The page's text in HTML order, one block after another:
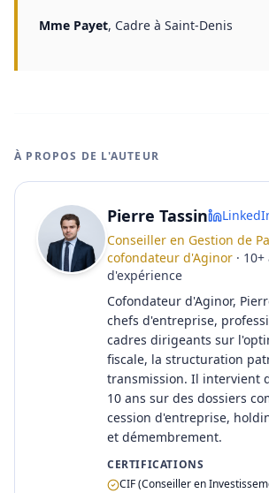
Mme Payet, Cadre à Saint-Denis
À PROPOS DE L'AUTEUR
Pierre Tassin
Conseiller en Gestion de
cofondateur d'Aginor · 10+
d'expérience
Cofondateur d'Aginor,
chefs d'entreprise,
cadres dirigeants sur
fiscale, la structuration
transmission. Il intervient
10 ans sur des dossiers
cession d'entreprise,
et démembrement.
CERTIFICATIONS
CIF (Conseiller en